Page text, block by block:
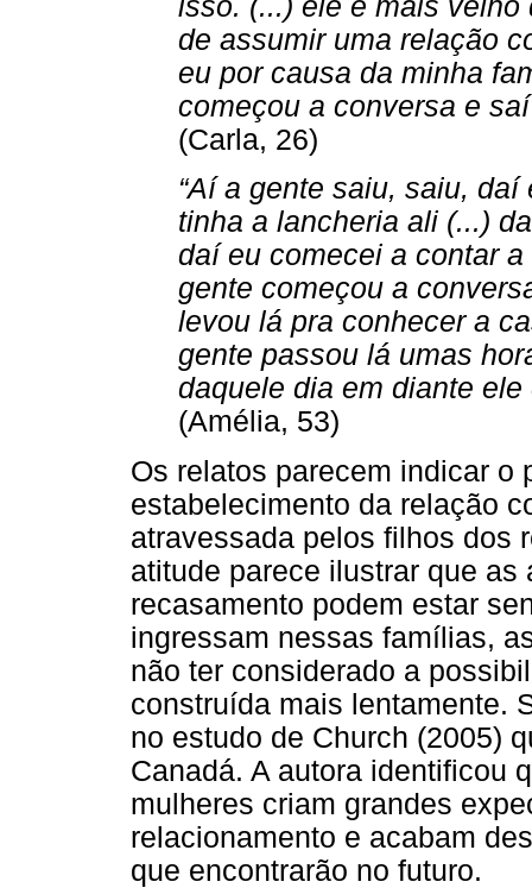
de assumir uma relação
eu por causa da minha
começou a conversa e
(Carla, 26)
“Aí a gente saiu, saiu,
tinha a lancheria ali (...)
daí eu comecei a contar
gente começou a
levou lá pra conhecer a
gente passou lá umas
daquele dia em diante
(Amélia, 53)
Os relatos parecem indicar o
estabelecimento da relação
atravessada pelos filhos dos
atitude parece ilustrar que
recasamento podem estar
ingressam nessas famílias,
não ter considerado a
construída mais lentamente.
no estudo de Church (2005)
Canadá. A autora identificou
mulheres criam grandes
relacionamento e acabam
que encontrarão no futuro.